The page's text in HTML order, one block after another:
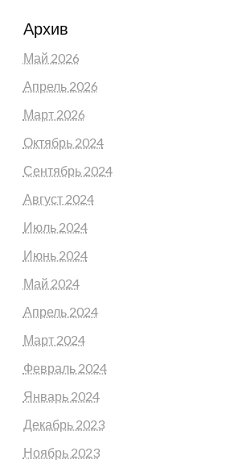
Архив
Май 2026
Апрель 2026
Март 2026
Октябрь 2024
Сентябрь 2024
Август 2024
Июль 2024
Июнь 2024
Май 2024
Апрель 2024
Март 2024
Февраль 2024
Январь 2024
Декабрь 2023
Ноябрь 2023